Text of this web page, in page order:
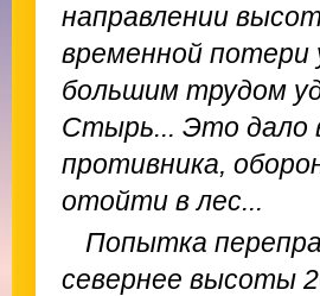
направлении
временной потери
большим трудом
Стырь... Это дало
противника,
отойти в лес...
Попытка
севернее высоты